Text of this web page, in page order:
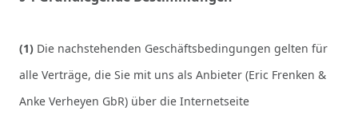
(1) Die nachstehenden Geschäftsbedingungen gelten für
alle Verträge, die Sie mit uns als Anbieter (Eric Frenken &
Anke Verheyen GbR) über die Internetseite